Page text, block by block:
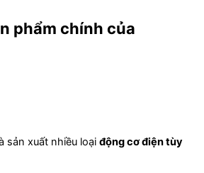
phẩm chính của
sản xuất nhiều loại động cơ điện tùy